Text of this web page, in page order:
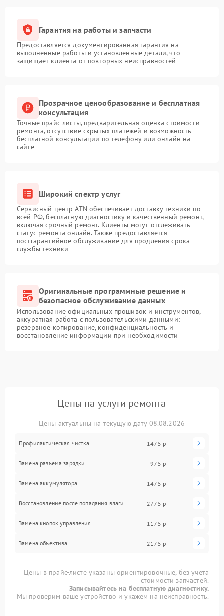
Гарантия на работы и запчасти
Предоставляется документированная гарантия на
выполненные работы и установленные детали, что
защищает клиента от повторных неисправностей
Прозрачное ценообразование и бесплатная
консультация
Точные прайс-листы, предварительная оценка стоимости
ремонта, отсутствие скрытых платежей и возможность
бесплатной консультации по телефону или онлайн на
сайте
Широкий спектр услуг
Сервисный центр ATN обеспечивает доставку техники по
всей РФ, бесплатную диагностику и качественный ремонт,
включая срочный ремонт. Клиенты могут отслеживать
статус ремонта онлайн. Также предоставляется
постгарантийное обслуживание для продления срока
службы техники
Оригинальные программные решение и
безопасное обслуживание данных
Использование официальных прошивок и инструментов,
аккуратная работа с пользовательскими данными:
резервное копирование, конфиденциальность и
восстановление информации при необходимости
Цены на услуги ремонта
Цены актуальны на текущую дату 08.08.2026
Профилактическая чистка 1475 р
Замена разъема зарядки 975 р
Замена аккумулятора 1475 р
Восстановление после попадания влаги 2775 р
Замена кнопок управления 1175 р
Замена объектива 2175 р
Цены в прайс-листе указаны ориентировочные, без учета
стоимости запчастей.
Записывайтесь на бесплатную диагностику.
Мы проверим ваше устройство и укажем на неисправность.